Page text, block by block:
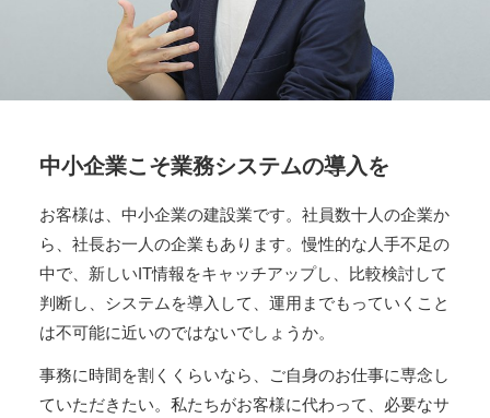
中小企業こそ業務システムの導入を
お客様は、中小企業の建設業です。社員数十人の企業か
ら、社長お一人の企業もあります。慢性的な人手不足の
中で、新しいIT情報をキャッチアップし、比較検討して
判断し、システムを導入して、運用までもっていくこと
は不可能に近いのではないでしょうか。
事務に時間を割くくらいなら、ご自身のお仕事に専念し
ていただきたい。私たちがお客様に代わって、必要なサ